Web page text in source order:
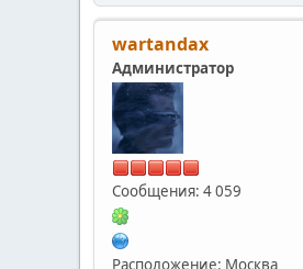
wartandax
Администратор
Сообщения: 4 059
Расположение: Москва